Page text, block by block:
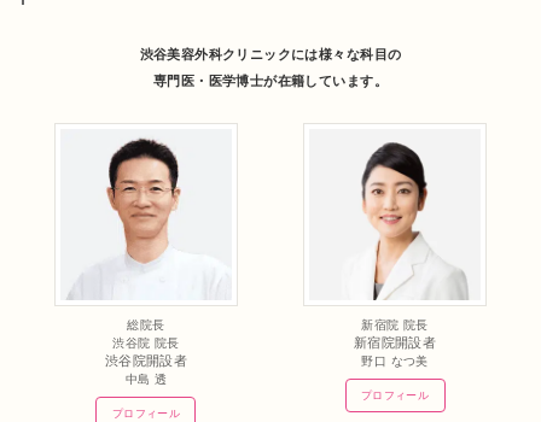
渋谷美容外科クリニックには様々な科目の
専門医・医学博士が在籍しています。
総院長
渋谷院 院長
渋谷院開設者
中島 透
プロフィール
新宿院 院長
新宿院開設者
野口 なつ美
プロフィール